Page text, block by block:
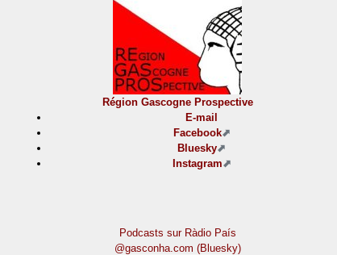
Région Gascogne Prospective
E-mail
Facebook
Bluesky
Instagram
Podcasts sur Ràdio País
@gasconha.com (Bluesky)